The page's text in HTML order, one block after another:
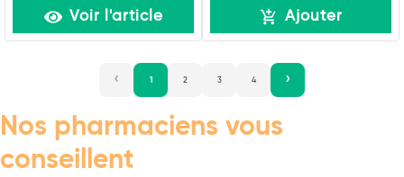
Voir l'article Ajouter
1 2 3 4
Nos pharmaciens vous
conseillent